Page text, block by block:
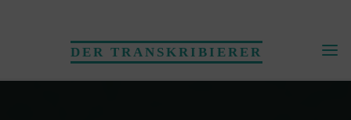
DER TRANSKRIBIERER